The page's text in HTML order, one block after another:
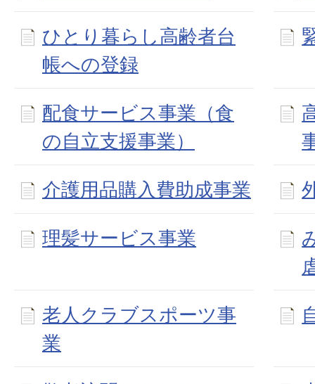
ひとり暮らし高齢者台
帳への登録
配食サービス事業（食
の自立支援事業）
介護用品購入費助成事業
理髪サービス事業
老人クラブスポーツ事
業